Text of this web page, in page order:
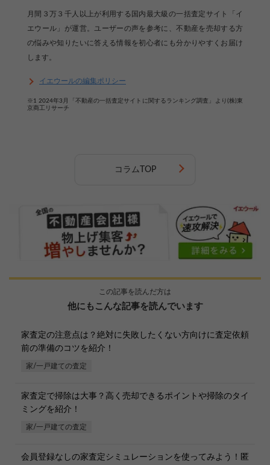
月間３万３千人以上が利用する国内最大級の一括査定サイト「イ
エウール」が運営。ユーザーの声を参考に、不動産を売却する方
の悩みや知りたいに答える情報を初心者にも分かりやすくお届け
します。
イエウールの編集ポリシー
※1 2024年3月「不動産の一括査定サイトに関するランキング調査」より(株)東
京商工リサーチ
コラムTOP
この記事を読んだ方は
他にもこんな記事を読んでいます
家査定の注意点は？絶対に失敗したくない方向けに査定依頼
前の準備のコツを紹介！
家/一戸建ての査定
家査定で掃除は大事？高く売却できるポイントや掃除のタイ
ミングを紹介！
家/一戸建ての査定
会員登録なしの家査定シミュレーションを使ってみよう！匿